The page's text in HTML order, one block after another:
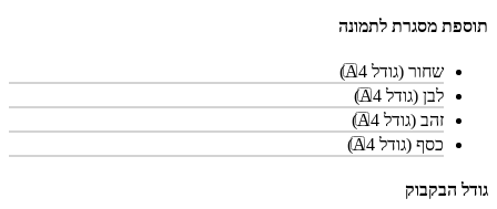
תוספת מסגרת לתמונה
שחור (גודל A4)
לבן (גודל A4)
זהב (גודל A4)
כסף (גודל A4)
גודל הבקבוק